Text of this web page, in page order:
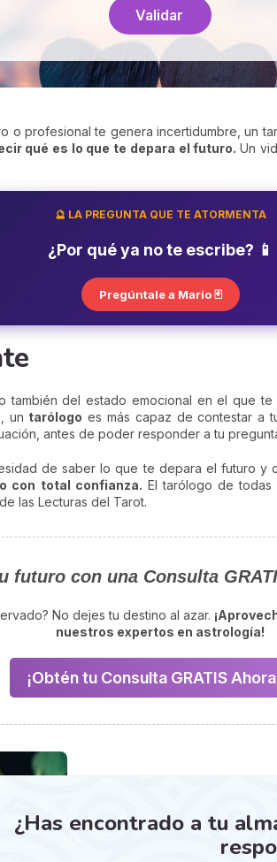
Validar
o profesional te genera incertidumbre, un
qué es lo que te depara el futuro. Un
🔮 LA PREGUNTA QUE TE ATORMENTA
¿Por qué ya no te escribe? 📱
Pregúntale a Mario 🃏
del estado emocional en el que
un tarólogo es más capaz de contestar a
antes de poder responder a tu
de saber lo que te depara el futuro y
con total confianza. El tarólogo de todas
las Lecturas del Tarot.
futuro con una Consulta
No dejes tu destino al azar.
nuestros expertos en astrología!
¡Obtén tu Consulta GRATIS
¿Has encontrado a tu